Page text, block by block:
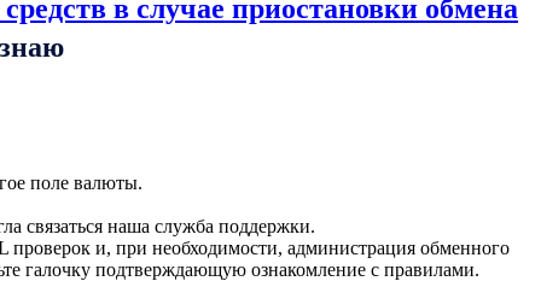
в случае приостановки обмена
поле валюты.
связаться наша служба поддержки.
и, при необходимости, администрация обменного
галочку подтверждающую ознакомление с правилами.